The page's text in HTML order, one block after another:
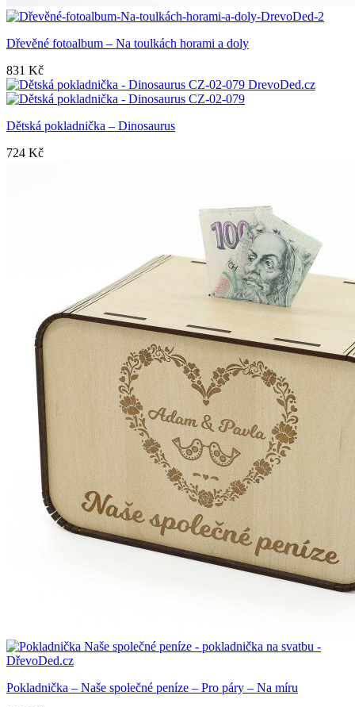
Dřevěné fotoalbum – Na toulkách horami a doly
831 Kč
Dětská pokladnička – Dinosaurus
724 Kč
Pokladnička – Naše společné peníze – Pro páry – Na míru